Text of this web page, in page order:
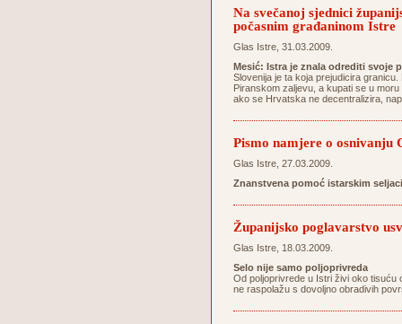
Na svečanoj sjednici
počasnim građaninom Istre
Glas Istre, 31.03.2009.
Mesić: Istra je znala odrediti svoje
Slovenija je ta koja prejudicira
Piranskom zaljevu, a kupati se u
ako se Hrvatska ne decentralizira,
Pismo namjere o
Glas Istre, 27.03.2009.
Znanstvena pomoć istarskim
Županijsko poglavarstvo
Glas Istre, 18.03.2009.
Selo nije samo poljoprivreda
Od poljoprivrede u Istri živi oko tisuću
ne raspolažu s dovoljno obradivih